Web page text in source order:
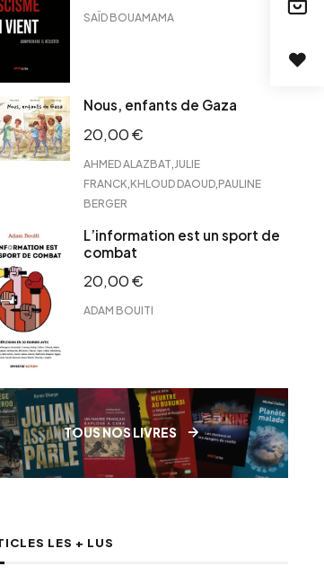
SAÏD BOUAMAMA
Nous, enfants de Gaza
20,00€
AHMED ALAZBAT JULIE
FRANCK KHLOUD DAOUD PAULINE
BERGER
L’information est un sport de
combat
20,00€
ADAM BOUITI
TOUS NOS LIVRES
LES + LUS